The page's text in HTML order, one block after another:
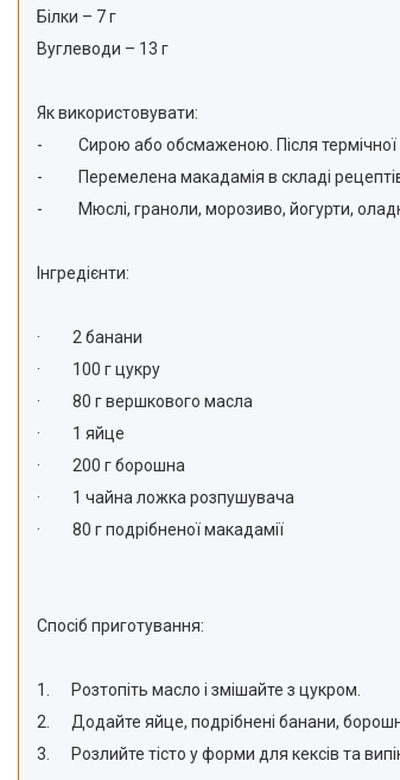
Білки – 7 г
Вуглеводи – 13 г
Як використовувати:
-
Сирою або обсмаженою. Після
-
Перемелена макадамія в складі
-
Мюслі, граноли, морозиво, йогурти,
Інгредієнти:
·
2 банани
·
100 г цукру
·
80 г вершкового масла
·
1 яйце
·
200 г борошна
·
1 чайна ложка розпушувача
·
80 г подрібненої макадамії
Спосіб приготування:
1.
Розтопіть масло і змішайте з цукром.
2.
Додайте яйце, подрібнені банани,
3.
Розлийте тісто у форми для кексів та